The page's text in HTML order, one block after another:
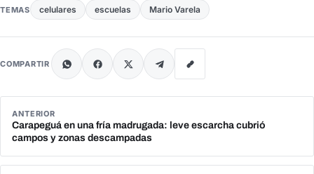
TEMAS celulares escuelas Mario Varela
COMPARTIR
ANTERIOR
Carapeguá en una fría madrugada: leve escarcha cubrió
campos y zonas descampadas